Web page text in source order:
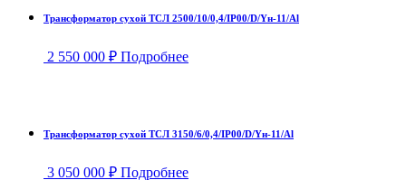
Трансформатор сухой ТСЛ 2500/10/0,4/IP00/D/Yн-11/Al
2 550 000 ₽ Подробнее
Трансформатор сухой ТСЛ 3150/6/0,4/IP00/D/Yн-11/Al
3 050 000 ₽ Подробнее